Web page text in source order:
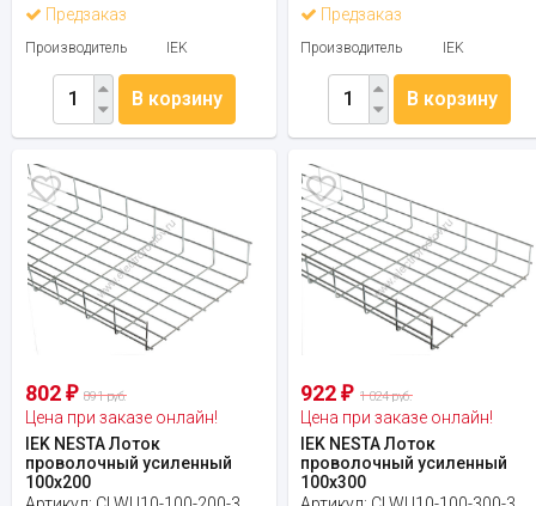
Предзаказ
Производитель IEK
В корзину
Предзаказ
Производитель IEK
В корзину
802 ₽ 891 руб.
Цена при заказе онлайн!
IEK NESTA Лоток
проволочный усиленный
100х200
922₽ 1 024 руб.
Цена при заказе онлайн!
IEK NESTA Лоток
проволочный усиленный
100х300